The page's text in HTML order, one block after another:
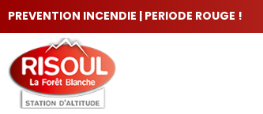
PREVENTION INCENDIE | PERIODE ROUGE !